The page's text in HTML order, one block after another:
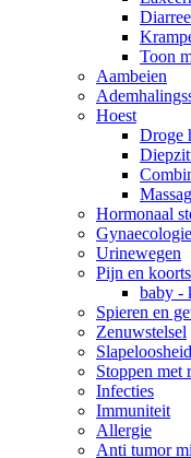
Diarree
Toon
Aambeien
Hoest
Droge
Hormonaal
Gynaecologie
Urinewegen
Pijn en koorts
baby -
Spieren en
Zenuwstelsel
Stoppen met
Infecties
Immuniteit
Allergie
Anti tumor